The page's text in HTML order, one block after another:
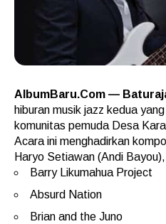
AlbumBaru.Com —
hiburan musik jazz kedua
komunitas pemuda Desa
Acara ini menghadirkan
Haryo Setiawan (Andi
Barry Likumahua Project
Absurd Nation
Brian and the Juno